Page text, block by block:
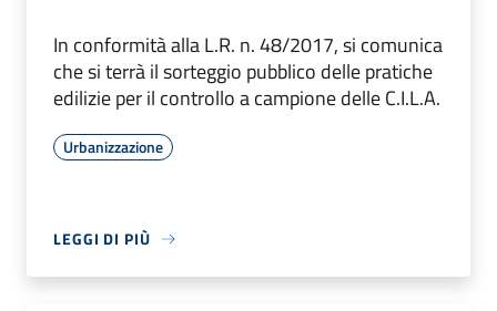
In conformità alla L.R. n. 48/2017, si comunica
che si terrà il sorteggio pubblico delle pratiche
edilizie per il controllo a campione delle C.I.L.A.
Urbanizzazione
LEGGI DI PIÙ